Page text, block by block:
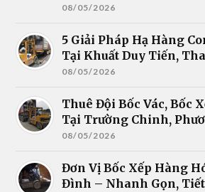
08/05/2026
5 Giải Pháp Hạ Hàng
Tại Khuất Duy Tiến,
08/05/2026
Thuê Đội Bốc Vác, Bốc
Tại Trường Chinh,
08/05/2026
Đơn Vị Bốc Xếp Hàng
Đình – Nhanh Gọn,